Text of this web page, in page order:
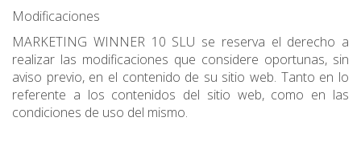
Modificaciones
MARKETING WINNER 10 SLU se reserva el derecho a
realizar las modificaciones que considere oportunas, sin
aviso previo, en el contenido de su sitio web. Tanto en lo
referente a los contenidos del sitio web, como en las
condiciones de uso del mismo.